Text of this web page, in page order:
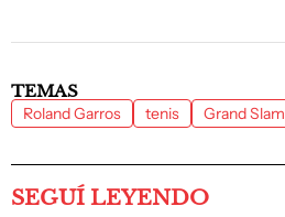
TEMAS
Roland Garros tenis Grand Slam
SEGUÍ LEYENDO